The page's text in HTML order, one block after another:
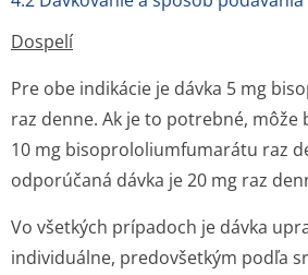
Dospelí
Pre obe indikácie je dávka 5 mg
raz denne. Ak je to potrebné, môže
10 mg bisoprololium­fumarátu raz
odporúčaná dávka je 20 mg raz
Vo všetkých prípadoch je dávka
individuálne, predovšetkým podľa